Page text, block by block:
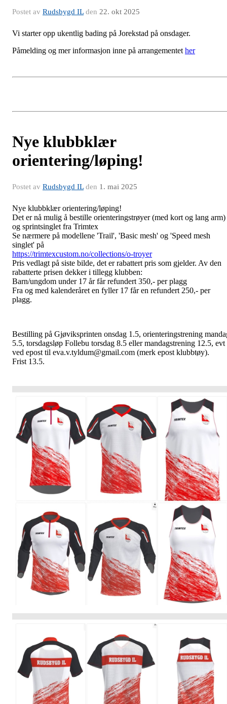
Postet av Rudsbygd ILden 22. okt 2025
Vi starter opp ukentlig bading på Jorekstad på onsdager.
Påmelding og mer informasjon inne på arrangementet her
Nye klubbklær
orientering/løping!
Postet av Rudsbygd ILden 1. mai 2025
Nye klubbklær orientering/løping!
Det er nå mulig å bestille orienteringstrøyer (med kort og lang arm)
og sprintsinglet fra Trimtex
Se nærmere på modellene 'Trail', 'Basic mesh' og 'Speed mesh
singlet' på
https://trimtexcustom.no/collections/o-troyer
Pris vedlagt på siste bilde, det er rabattert pris som gjelder. Av den
rabatterte prisen dekker i tillegg klubben:
Barn/ungdom under 17 år får refundert 350,- per plagg
Fra og med kalenderåret en fyller 17 får en refundert 250,- per
plagg.
Bestilling på Gjøviksprinten onsdag 1.5, orienteringstrening
5.5, torsdagsløp Follebu torsdag 8.5 eller mandagstrening 12.5, evt
ved epost til eva.v.tyldum@gmail.com (merk epost klubbtøy).
Frist 13.5.